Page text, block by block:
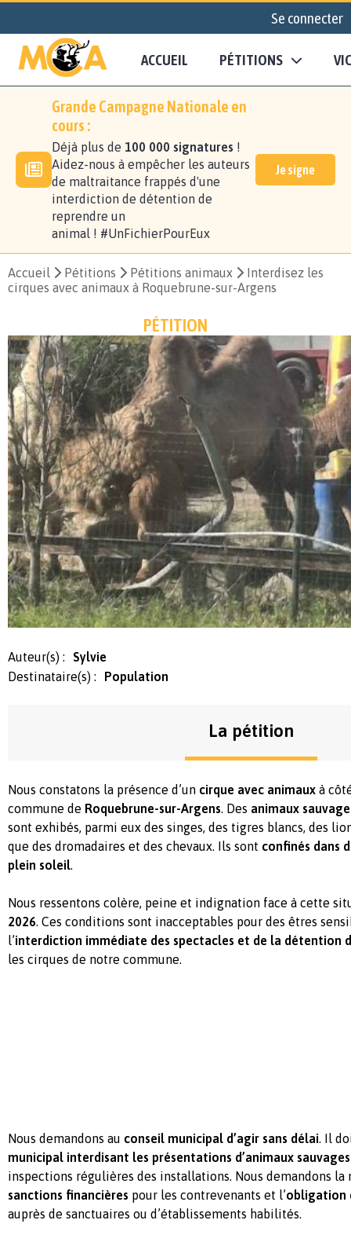
Se connecter
ACCUEIL PÉTITIONS
Grande Campagne Nationale en
cours :
Déjà plus de 100 000 signatures !
Aidez-nous à empêcher les auteurs
de maltraitance frappés d'une
interdiction de détention de
reprendre un
animal ! #UnFichierPourEux
Je signe
Accueil Pétitions Pétitions animaux
Interdisez les
cirques avec animaux à Roquebrune-sur-Argens
PÉTITION
Auteur(s) :
Sylvie
Destinataire(s) :
Population
La pétition
Nous constatons la présence d’un cirque avec animaux à
commune de Roquebrune-sur-Argens. Des animaux
sont exhibés, parmi eux des singes, des tigres blancs, des
que des dromadaires et des chevaux. Ils sont confinés dans
plein soleil.
Nous ressentons colère, peine et indignation face à cette
2026. Ces conditions sont inacceptables pour des êtres
l’interdiction immédiate des spectacles et de la détention
les cirques de notre commune.
Nous demandons au conseil municipal d’agir sans délai. Il
municipal interdisant les présentations d’animaux sauvages
inspections régulières des installations. Nous demandons la
sanctions financières pour les contrevenants et l’obligation
auprès de sanctuaires ou d’établissements habilités.